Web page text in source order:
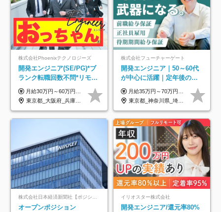
株式会社Phoenixテクノロジーズ
開発エンジニア(SE/PG)*ブ
ランク転職回数不問*リモー
ト案件多数*残業ほぼ0*通院
のための半休制度あり
月給30万円～60万円+住宅手当+職能手当+役職手当+決算賞与+報奨金 ※経験・能力を考慮し、優遇します ※給与には20時間分のみなし時間外手当(3万7000円以上)を含みます(超過時間分は別途追加支給) ※試用期間3～6ヵ月あり(その間の給与、待遇に差異なし) ※場合によって契約社員での採用の可能性あり(面接時に応相談)
東京都_大阪府_兵庫県_京都府_福岡県
株式会社フューチャーゲート
開発エンジニア｜50～60代
が中心に活躍｜定年後の給
与減ナシ｜年収50万円アッ
プ実績／昇給率92％（直近3
年）
月給35万円～70万円（固定残業代30時間分63,869円～を含む）+賞与年1回 ※30時間を超える分は別途支給します ●これまでのご経験・スキル・前職給与をできる限り考慮します ●待機期間も給与を100％支給します ●試用期間中も給与や福利厚生は同じです ≪年収を維持しながら長く働けます！≫ 一般的な企業では55歳や60歳を機に年収が下がりますが、 当社は役職などではなく「スキルや経験」で評価。 エンジニアとして長く働きながら あなたにふさわしい年収を維持できます！
東京都_神奈川県_埼玉県_千葉県
株式会社日本経済新聞社【ポジションマッチ登録】
オープンポジション
イリオスター株式会社
開発エンジニア/還元率80%